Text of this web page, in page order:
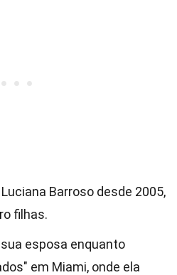
Barroso desde 2005,
filhas.
esposa enquanto
em Miami, onde ela